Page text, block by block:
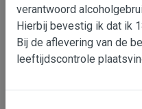
verboden is. Wij willen als
wijnimporteur bijdragen
aan verantwoord
alcoholgebruik. Er is met
onze transportpartners
twijfel over de leeftijd
verantwoord
Hierbij bevestig ik dat ik
Bij de aflevering van de
leeftijdscontrole